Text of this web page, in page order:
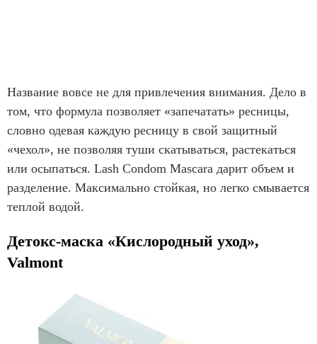
Название вовсе не для привлечения внимания. Дело в
том, что формула позволяет «запечатать» ресницы,
словно одевая каждую ресницу в свой защитный
«чехол», не позволяя туши скатываться, растекаться
или осыпаться. Lash Condom Mascara дарит объем и
разделение. Максимально стойкая, но легко смывается
теплой водой.
Детокс-маска «Кислородный уход»,
Valmont